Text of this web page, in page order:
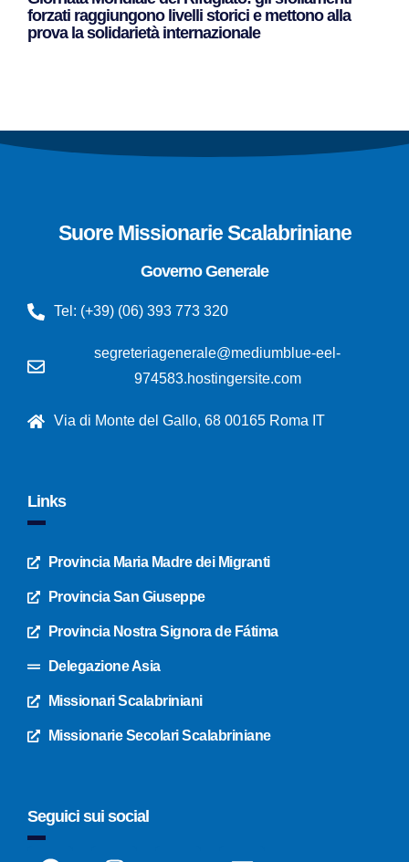
forzati raggiungono livelli storici e mettono alla
prova la solidarietà internazionale
Suore Missionarie Scalabriniane
Governo Generale
Tel: (+39) (06) 393 773 320
segreteriagenerale@mediumblue-eel-
974583.hostingersite.com
Via di Monte del Gallo, 68 00165 Roma IT
Links
Provincia Maria Madre dei Migranti
Provincia San Giuseppe
Provincia Nostra Signora de Fátima
Delegazione Asia
Missionari Scalabriniani
Missionarie Secolari Scalabriniane
Seguici sui social